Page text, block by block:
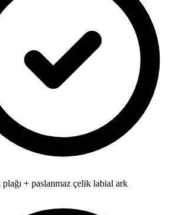
+ paslanmaz çelik labial ark